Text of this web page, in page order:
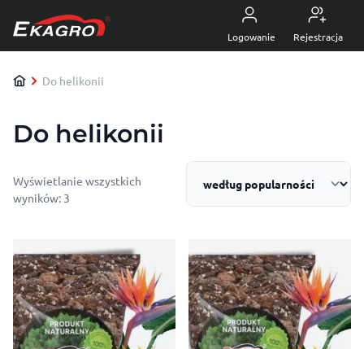
Logowanie Rejestracja
5.0 z 4470 opinii
Do helikonii
Do helikonii
Wyświetlanie wszystkich
wyników: 3